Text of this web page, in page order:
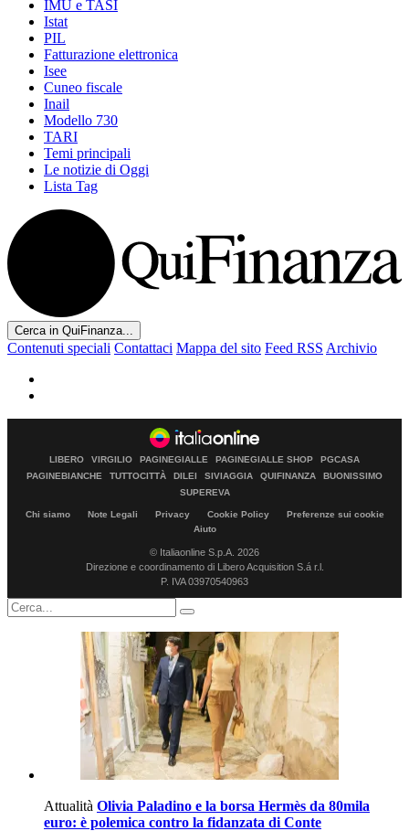
IMU e TASI
Istat
PIL
Fatturazione elettronica
Isee
Cuneo fiscale
Inail
Modello 730
TARI
Temi principali
Le notizie di Oggi
Lista Tag
Cerca in QuiFinanza...
Contenuti speciali Contattaci Mappa del sito Feed RSS Archivio
LIBERO VIRGILIO PAGINEGIALLE PAGINEGIALLE SHOP
PGCASA
PAGINEBIANCHE
TUTTOCITTÀ DILEI SIVIAGGIA QUIFINANZA
BUONISSIMO
SUPEREVA
Chi siamo Note Legali Privacy Cookie Policy
Preferenze sui cookie
Aiuto
© Italiaonline S.p.A. 2026
Direzione e coordinamento di Libero Acquisition S.á r.l.
P. IVA 03970540963
Attualità Olivia Paladino e la borsa Hermès da 80mila
euro: è polemica contro la fidanzata di Conte